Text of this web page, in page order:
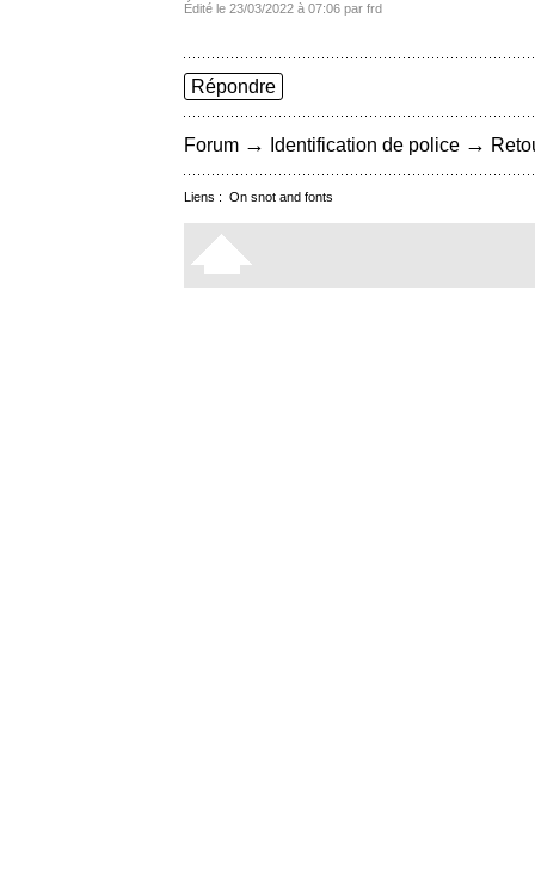
Édité le 23/03/2022 à 07:06 par frd
Répondre
Forum → Identification de police →
Liens : On snot and fonts